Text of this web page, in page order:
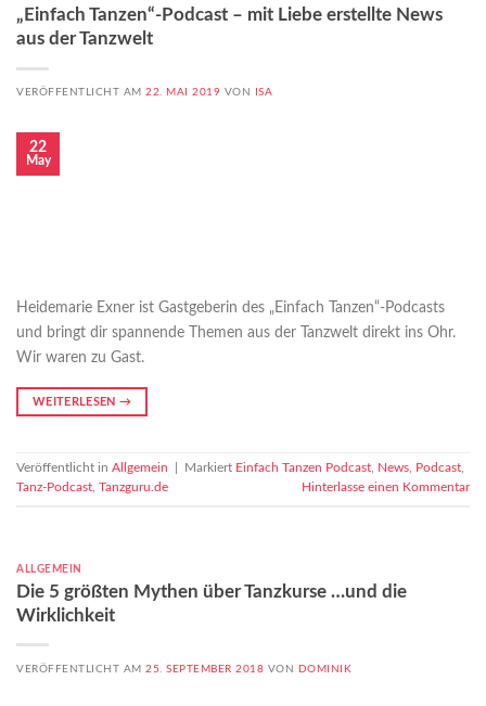
„Einfach Tanzen“-Podcast – mit Liebe erstellte News
aus der Tanzwelt
VERÖFFENTLICHT AM22. MAI 2019 VON ISA
22
May
Heidemarie Exner ist Gastgeberin des „Einfach Tanzen“-Podcasts
und bringt dir spannende Themen aus der Tanzwelt direkt ins Ohr.
Wir waren zu Gast.
WEITERLESEN →
Veröffentlicht in Allgemein Markiert Einfach Tanzen Podcast, News, Podcast,
Tanz-Podcast, Tanzguru.de Hinterlasse einen Kommentar
ALLGEMEIN
Die 5 größten Mythen über Tanzkurse …und die
Wirklichkeit
VERÖFFENTLICHT AM25. SEPTEMBER 2018 VON DOMINIK